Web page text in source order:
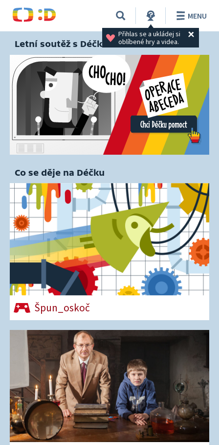
Přihlas se a ukládej si
oblíbené hry a videa.
MENU
Letní soutěž s Déčkem
Co se děje na Déčku
Špun_oskoč